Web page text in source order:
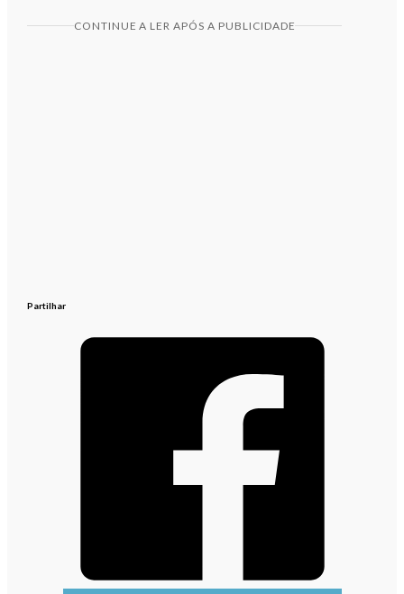
CONTINUE A LER APÓS A PUBLICIDADE
Partilhar